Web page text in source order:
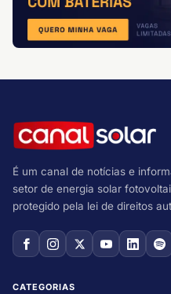
É um canal de notícias e
setor de energia solar
protegido pela lei de direitos
CATEGORIAS